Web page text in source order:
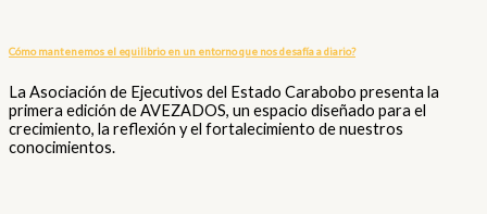
Cómo mantenemos el equilibrio en un entorno que nos desafía a diario?
La Asociación de Ejecutivos del Estado Carabobo presenta la
primera edición de AVEZADOS, un espacio diseñado para el
crecimiento, la reflexión y el fortalecimiento de nuestros
conocimientos.